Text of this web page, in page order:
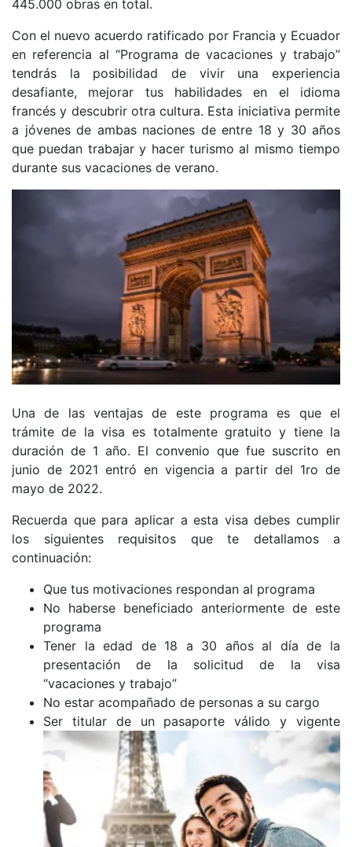
445.000 obras en total.
Con el nuevo acuerdo ratificado por Francia y Ecuador
en referencia al “Programa de vacaciones y trabajo”
tendrás la posibilidad de vivir una experiencia
desafiante, mejorar tus habilidades en el idioma
francés y descubrir otra cultura. Esta iniciativa permite
a jóvenes de ambas naciones de entre 18 y 30 años
que puedan trabajar y hacer turismo al mismo tiempo
durante sus vacaciones de verano.
Una de las ventajas de este programa es que el
trámite de la visa es totalmente gratuito y tiene la
duración de 1 año. El convenio que fue suscrito en
junio de 2021 entró en vigencia a partir del 1ro de
mayo de 2022.
Recuerda que para aplicar a esta visa debes cumplir
los siguientes requisitos que te detallamos a
continuación:
Que tus motivaciones respondan al programa
No haberse beneficiado anteriormente de este
programa
Tener la edad de 18 a 30 años al día de la
presentación de la solicitud de la visa
“vacaciones y trabajo”
No estar acompañado de personas a su cargo
Ser titular de un pasaporte válido y vigente